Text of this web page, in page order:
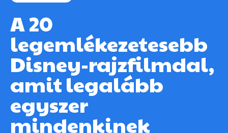
A 20
legemlékezetesebb
Disney-rajzfilmdal,
amit legalább
egyszer
mindenkinek